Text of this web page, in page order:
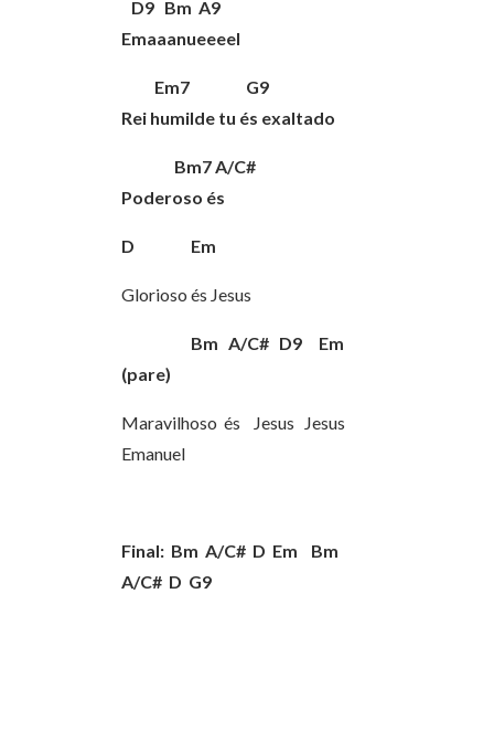
D9 Bm A9
Emaaanueeeel
Em7 G9
Rei humilde tu és exaltado
Bm7 A/C#
Poderoso és
D Em
Glorioso és Jesus
Bm A/C# D9 Em
(pare)
Maravilhoso és Jesus Jesus
Emanuel
Final: Bm A/C# D Em Bm
A/C# D G9